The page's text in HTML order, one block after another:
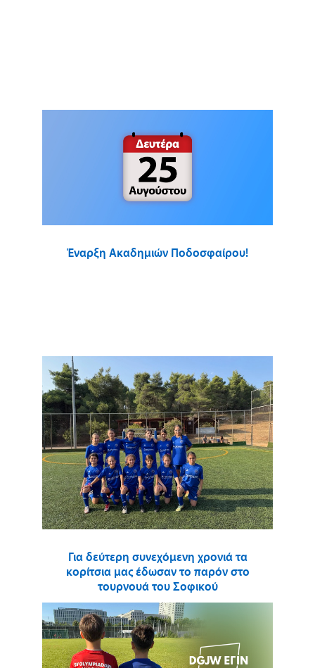
Έναρξη Ακαδημιών Ποδοσφαίρου!
Για δεύτερη συνεχόμενη χρονιά τα
κορίτσια μας έδωσαν το παρόν στο
τουρνουά του Σοφικού